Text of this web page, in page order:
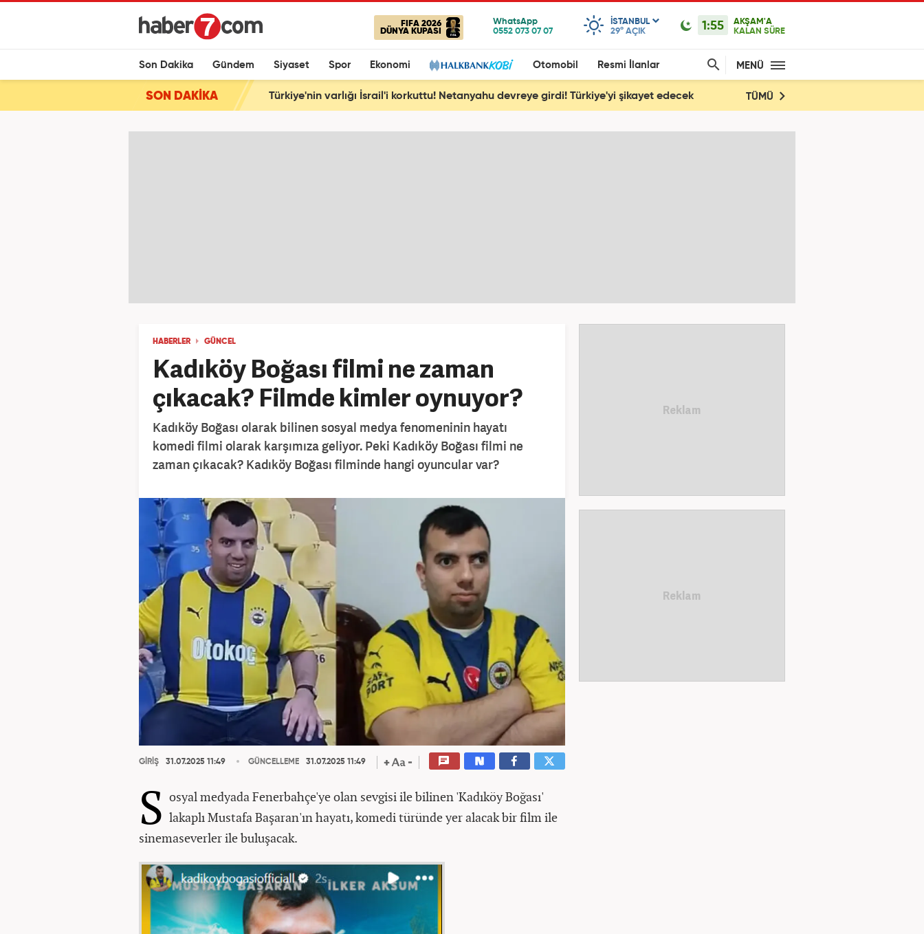
FIFA 2026
DÜNYA KUPASI
ISTANBUL
29° AÇIK 1:55
AKŞAM'A
KALAN SÜRE
Son Dakika Gündem Siyaset Spor Ekonomi Otomobil Resmi İlanlar MENÜ
SON DAKİKA Türkiye'nin varlığı İsrail'i korkuttu! Netanyahu devreye girdi! Türkiye'yi şikayet edecek TÜMÜ
HABERLER GÜNCEL
Kadıköy Boğası filmi ne zaman
çıkacak? Filmde kimler oynuyor?
Kadıköy Boğası olarak bilinen sosyal medya fenomeninin hayatı
komedi filmi olarak karşımıza geliyor. Peki Kadıköy Boğası filmi ne
zaman çıkacak? Kadıköy Boğası filminde hangi oyuncular var?
GİRİŞ 31.07.2025 11:49 GÜNCELLEME 31.07.2025 11:49
S osyal medyada Fenerbahçe'ye olan sevgisi ile bilinen 'Kadıköy Boğası'
lakaplı Mustafa Başaran'ın hayatı, komedi türünde yer alacak bir film ile
sinemaseverler ile buluşacak.